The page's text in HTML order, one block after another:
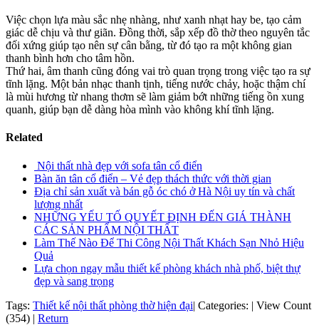
Việc chọn lựa màu sắc nhẹ nhàng, như xanh nhạt hay be, tạo cảm
giác dễ chịu và thư giãn. Đồng thời, sắp xếp đồ thờ theo nguyên tắc
đối xứng giúp tạo nên sự cân bằng, từ đó tạo ra một không gian
thanh bình hơn cho tâm hồn.
Thứ hai, âm thanh cũng đóng vai trò quan trọng trong việc tạo ra sự
tĩnh lặng. Một bản nhạc thanh tịnh, tiếng nước chảy, hoặc thậm chí
là mùi hương từ nhang thơm sẽ làm giảm bớt những tiếng ồn xung
quanh, giúp bạn dễ dàng hòa mình vào không khí tĩnh lặng.
Related
Nội thất nhà đẹp với sofa tân cổ điển
Bàn ăn tân cổ điển – Vẻ đẹp thách thức với thời gian
Địa chỉ sản xuất và bán gỗ óc chó ở Hà Nội uy tín và chất
lượng nhất
NHỮNG YẾU TỐ QUYẾT ĐỊNH ĐẾN GIÁ THÀNH
CÁC SẢN PHẨM NỘI THẤT
Làm Thế Nào Để Thi Công Nội Thất Khách Sạn Nhỏ Hiệu
Quả
Lựa chọn ngay mẫu thiết kế phòng khách nhà phố, biệt thự
đẹp và sang trọng
Tags: Thiết kế nội thất phòng thờ hiện đại| Categories: | View Count
(354) | Return